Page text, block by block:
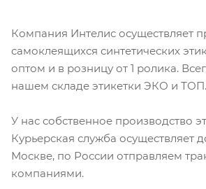
Компания Интелис осуществляет
самоклеящихся синтетических
оптом и в розницу от 1 ролика.
нашем складе этикетки ЭКО и ТОП.
У нас собственное производство
Курьерская служба осуществляет
Москве, по России отправляем
компаниями.